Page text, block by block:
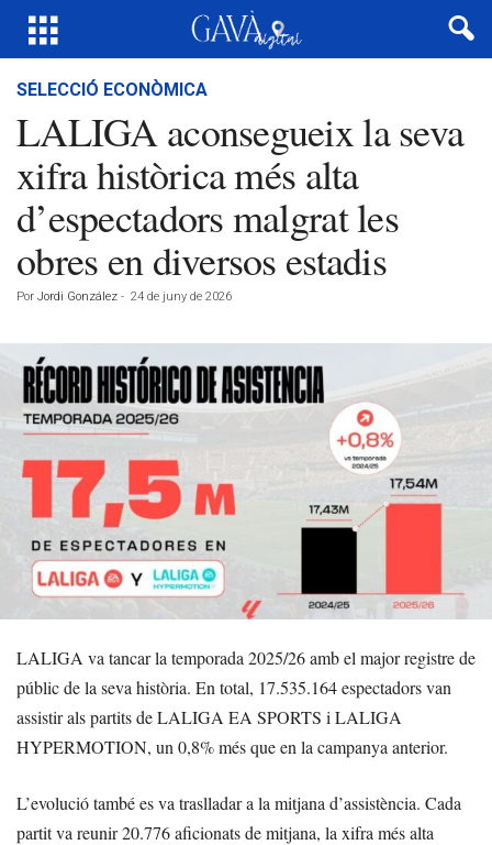
SELECCIÓ ECONÒMICA
LALIGA aconsegueix la seva
xifra històrica més alta
d’espectadors malgrat les
obres en diversos estadis
Por Jordi González - 24 de juny de 2026
LALIGA va tancar la temporada 2025/26 amb el major registre de
públic de la seva història. En total, 17.535.164 espectadors van
assistir als partits de LALIGA EA SPORTS i LALIGA
HYPERMOTION, un 0,8% més que en la campanya anterior.
L’evolució també es va traslladar a la mitjana d’assistència. Cada
partit va reunir 20.776 aficionats de mitjana, la xifra més alta